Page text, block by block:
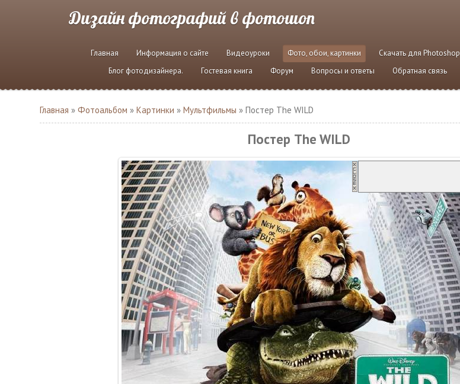
Дизайн фотографий в фотошоп
Главная Информация о сайте Видеоуроки Фото, обои, картинки Скачать для Photoshop
Блог фотодизайнера.
Гостевая книга Форум Вопросы и ответы Обратная связь
Главная »Фотоальбом »Картинки »Мультфильмы » Постер The WILD
Постер The WILD